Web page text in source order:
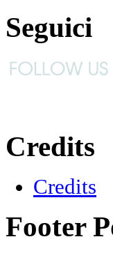
Seguici
Credits
Credits
Footer